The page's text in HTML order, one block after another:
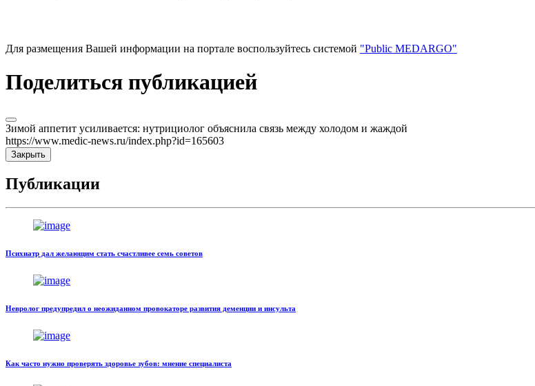
Для размещения Вашей информации на портале воспользуйтесь системой "Public MEDARGO"
Поделиться публикацией
Зимой аппетит усиливается: нутрициолог объяснила связь между холодом и жаждой
https://www.medic-news.ru/index.php?id=165603
Закрыть
Публикации
Психиатр дал желающим стать счастливее семь советов
Невролог предупредил о неожиданном провокаторе развития деменции и инсульта
Как часто нужно проверять здоровье зубов: мнение специалиста